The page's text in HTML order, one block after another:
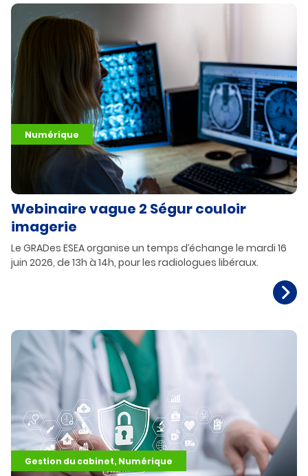
Webinaire vague 2 Ségur couloir
imagerie
Le GRADes ESEA organise un temps d’échange le mardi 16
juin 2026, de 13h à 14h, pour les radiologues libéraux.
Numérique
Gestion du cabinet, Numérique